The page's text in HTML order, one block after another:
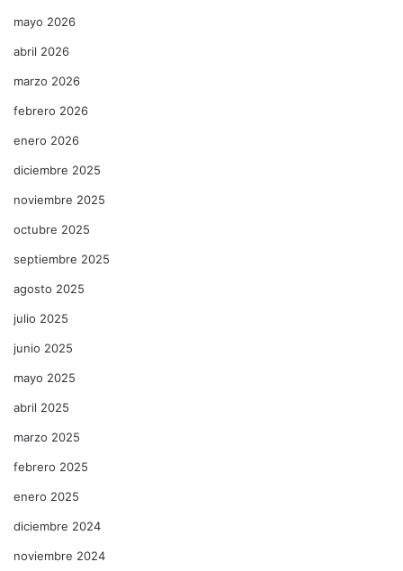
mayo 2026
abril 2026
marzo 2026
febrero 2026
enero 2026
diciembre 2025
noviembre 2025
octubre 2025
septiembre 2025
agosto 2025
julio 2025
junio 2025
mayo 2025
abril 2025
marzo 2025
febrero 2025
enero 2025
diciembre 2024
noviembre 2024